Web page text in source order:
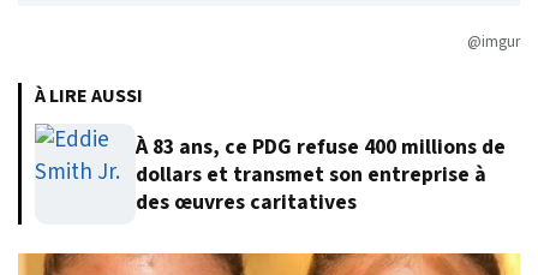
@imgur
À LIRE AUSSI
À 83 ans, ce PDG refuse 400 millions de
dollars et transmet son entreprise à
des œuvres caritatives